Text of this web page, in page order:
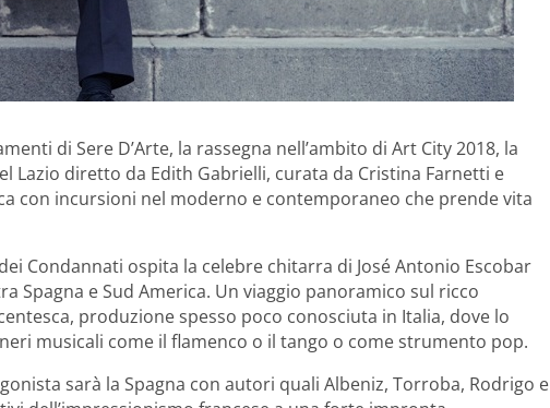
di Sere D’Arte, la rassegna nell’ambito di Art City 2018, la
Lazio diretto da Edith Gabrielli, curata da Cristina Farnetti e
con incursioni nel moderno e contemporaneo che prende vita
Condannati ospita la celebre chitarra di José Antonio Escobar
Spagna e Sud America. Un viaggio panoramico sul ricco
produzione spesso poco conosciuta in Italia, dove lo
musicali come il flamenco o il tango o come strumento pop.
sarà la Spagna con autori quali Albeniz, Torroba, Rodrigo e